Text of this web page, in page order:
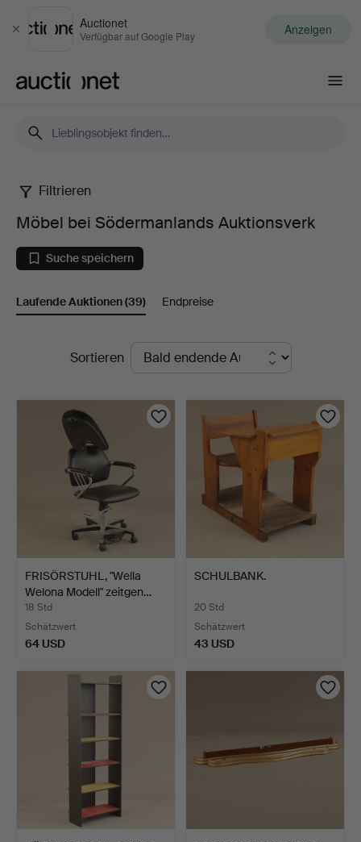
Schließen
Auctionet
Verfügbar auf Google Play Anzeigen
Möbel
bei
Södermanlands
Auktionsverk
Filtrieren
Möbel bei Södermanlands Auktionsverk
Suche speichern
Laufende Auktionen(39) Endpreise
LaufendeSortieren
FRISÖRSTUHL, "Wella
Welona Modell" zeitgen…
18 Std
Schätzwert
64 USD
SCHULBANK.
20 Std
Schätzwert
43 USD